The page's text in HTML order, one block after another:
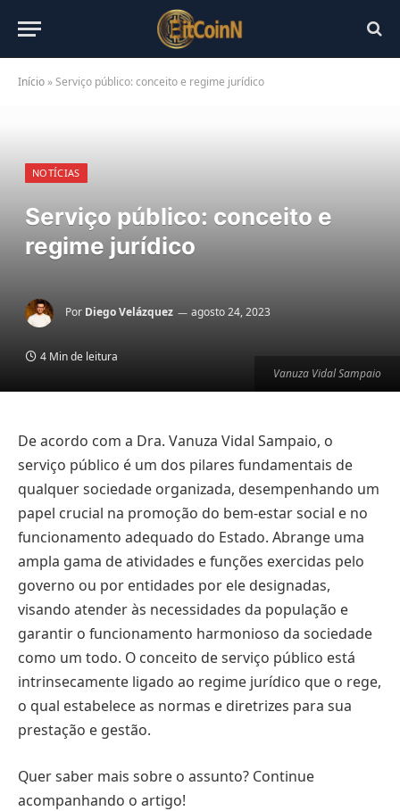
Início »Serviço público: conceito e regime jurídico
Vanuza Vidal Sampaio
NOTÍCIAS
Serviço público: conceito e
regime jurídico
Por Diego Velázquez agosto 24, 2023
4 Min de leitura
De acordo com a Dra. Vanuza Vidal Sampaio, o
serviço público é um dos pilares fundamentais de
qualquer sociedade organizada, desempenhando um
papel crucial na promoção do bem-estar social e no
funcionamento adequado do Estado. Abrange uma
ampla gama de atividades e funções exercidas pelo
governo ou por entidades por ele designadas,
visando atender às necessidades da população e
garantir o funcionamento harmonioso da sociedade
como um todo. O conceito de serviço público está
intrinsecamente ligado ao regime jurídico que o rege,
o qual estabelece as normas e diretrizes para sua
prestação e gestão.
Quer saber mais sobre o assunto? Continue
acompanhando o artigo!